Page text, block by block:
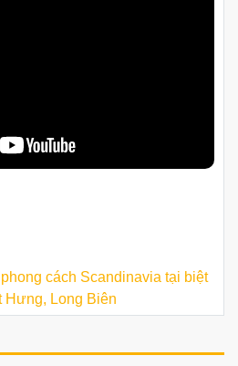
cách Scandinavia tại biệt
Hưng, Long Biên